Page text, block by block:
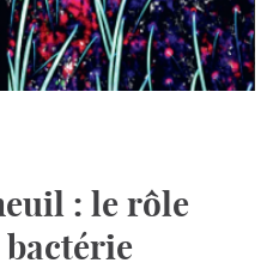
: le rôle
bactérie